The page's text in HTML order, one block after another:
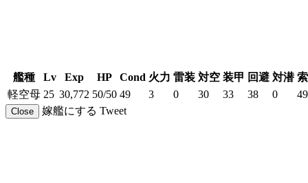
艦種 Lv Exp HP Cond 火力 雷装 対空 装甲 回避 対潜
軽空母 25 30,772 50/50 49 3 0 30 33 38 0 49
Close 嫁艦にする Tweet